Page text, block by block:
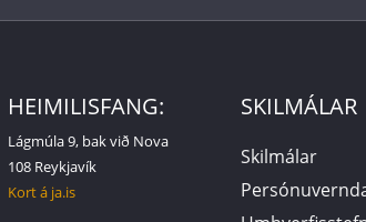
HEIMILISFANG:
Lágmúla 9, bak við Nova
108 Reykjavík
Kort á ja.is
SKILMÁLAR
Skilmálar